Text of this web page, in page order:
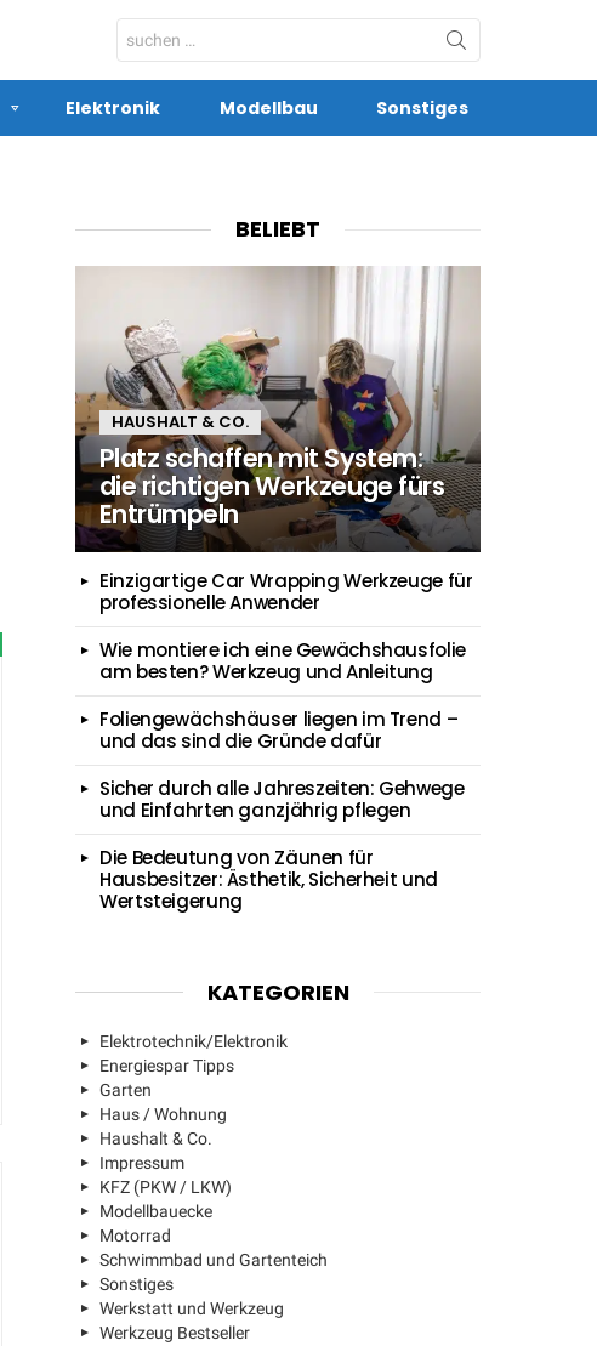
Search
for:
Elektronik Modellbau Sonstiges
BELIEBT
HAUSHALT & CO.
Platz schaffen mit System:
die richtigen Werkzeuge fürs
Entrümpeln
Einzigartige Car Wrapping Werkzeuge für
professionelle Anwender
Wie montiere ich eine Gewächshausfolie
am besten? Werkzeug und Anleitung
Foliengewächshäuser liegen im Trend –
und das sind die Gründe dafür
Sicher durch alle Jahreszeiten: Gehwege
und Einfahrten ganzjährig pflegen
Die Bedeutung von Zäunen für
Hausbesitzer: Ästhetik, Sicherheit und
Wertsteigerung
KATEGORIEN
Elektrotechnik/Elektronik
Energiespar Tipps
Garten
Haus / Wohnung
Haushalt & Co.
Impressum
KFZ (PKW / LKW)
Modellbauecke
Motorrad
Schwimmbad und Gartenteich
Sonstiges
Werkstatt und Werkzeug
Werkzeug Bestseller